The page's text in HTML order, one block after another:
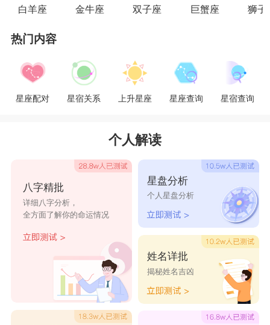
力有时会超乎想像的强，如果狮子女能敞开心胸和大气度
去面对他们，相信可以缓和一下你们之间有可能发生的对
率也会很高。
白羊座 金牛座 双子座 巨蟹座 狮子
热门内容
星座配对 星宿关系 上升星座 星座查询 星宿查询
个人解读
八字精批
详细八字分析，
全方面了解你的命运情况
星盘分析
个人星盘分析
姓名详批
揭秘姓名吉凶